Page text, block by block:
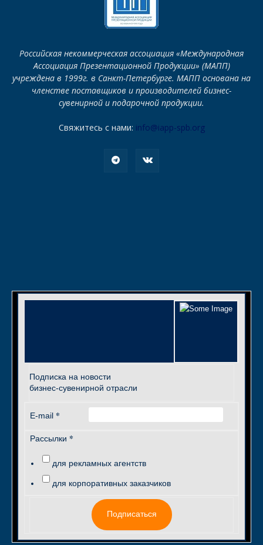
Российская некоммерческая ассоциация «Международная
Ассоциация Презентационной Продукции» (МАПП)
учреждена в 1999г. в Санкт-Петербурге. МАПП основана на
членстве поставщиков и производителей бизнес-
сувенирной и подарочной продукции.
Свяжитесь с нами: info@iapp-spb.org
Подписка на новости
бизнес-сувенирной отрасли
E-mail *
Рассылки *
для рекламных агентств
для корпоративных заказчиков
Подписаться